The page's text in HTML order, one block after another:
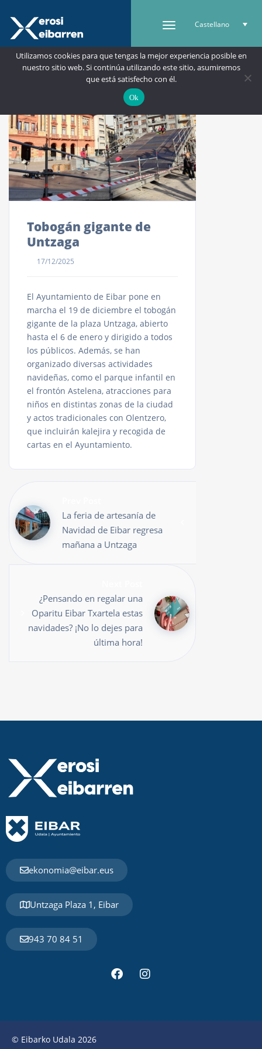
Castellano
Tobogán gigante de
Untzaga
17/12/2025
El Ayuntamiento de Eibar pone en
marcha el 19 de diciembre el tobogán
gigante de la plaza Untzaga, abierto
hasta el 6 de enero y dirigido a todos
los públicos. Además, se han
organizado diversas actividades
navideñas, como el parque infantil en
el frontón Astelena, atracciones para
niños en distintas zonas de la ciudad
y actos tradicionales con Olentzero,
que incluirán kalejira y recogida de
cartas en el Ayuntamiento.
La feria de artesanía de
Navidad de Eibar regresa
mañana a Untzaga
¿Pensando en regalar una
Oparitu Eibar Txartela estas
navidades? ¡No lo dejes para
última hora!
ekonomia@eibar.eus
Untzaga Plaza 1, Eibar
943 70 84 51
© Eibarko Udala 2026
Utilizamos cookies para que tengas la mejor experiencia posible en
nuestro sitio web. Si continúa utilizando este sitio, asumiremos
que está satisfecho con él.
Ok